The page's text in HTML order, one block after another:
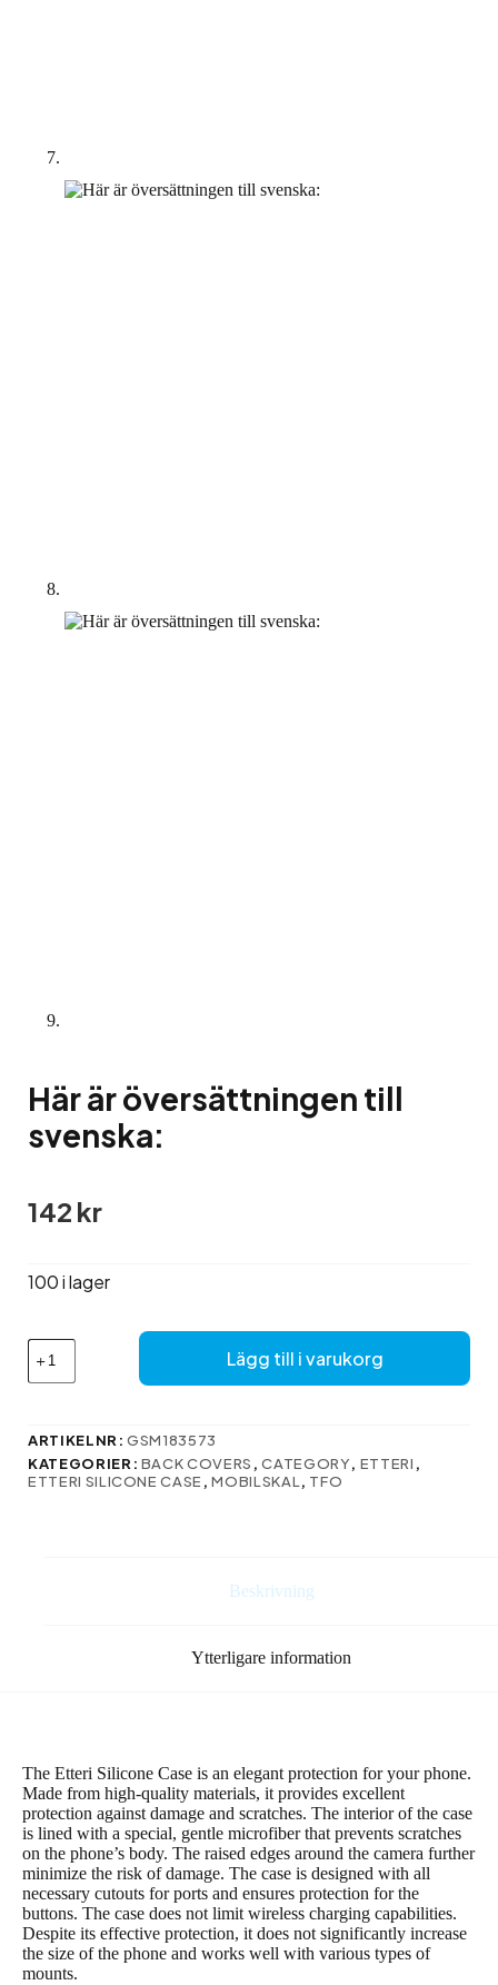
Här är översättningen till
svenska:
142 kr
100 i lager
Här
är
översättningen
svenska:
Lägg till i varukorg
ARTIKELNR:GSM183573
KATEGORIER: BACK COVERS ,CATEGORY, ETTERI ,
ETTERI SILICONE CASE ,MOBILSKAL , TFO
Beskrivning
Ytterligare information
The Etteri Silicone Case is an elegant protection for your phone.
Made from high-quality materials, it provides excellent
protection against damage and scratches. The interior of the case
is lined with a special, gentle microfiber that prevents scratches
on the phone’s body. The raised edges around the camera further
minimize the risk of damage. The case is designed with all
necessary cutouts for ports and ensures protection for the
buttons. The case does not limit wireless charging capabilities.
Despite its effective protection, it does not significantly increase
the size of the phone and works well with various types of
mounts.